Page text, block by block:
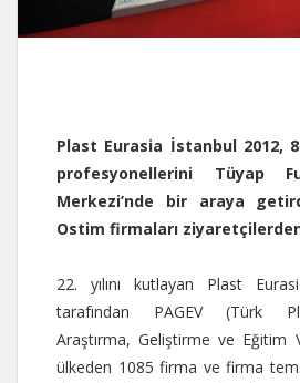
Plast Eurasia İstanbul 2012,
profesyonellerini Tüyap
Merkezi’nde bir araya
Ostim firmaları
22. yılını kutlayan Plast
tarafından PAGEV (Türk
Araştırma, Geliştirme ve Eğitim
ülkeden 1085 firma ve firma